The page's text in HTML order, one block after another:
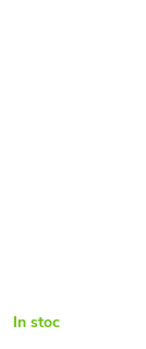
In stoc